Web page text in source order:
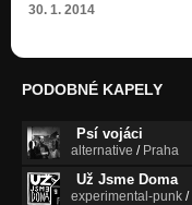
30. 1. 2014
PODOBNÉ KAPELY
Psí vojáci
alternative / Praha
Už Jsme Doma
experimental-punk /